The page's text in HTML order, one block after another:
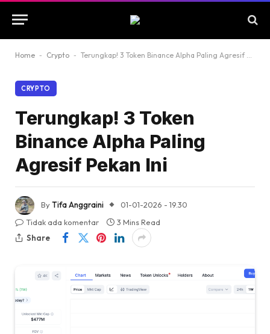
Home - Crypto - Terungkap! 3 Token Binance Alpha Paling Agresif Pekan Ini
CRYPTO
Terungkap! 3 Token
Binance Alpha Paling
Agresif Pekan Ini
ByTifa Anggraini
01-01-2026 - 19.30
Tidak ada komentar
3 Mins Read
Share